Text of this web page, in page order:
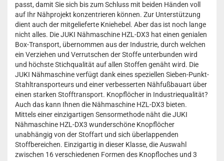
passt, damit Sie sich bis zum Schluss mit beiden Händen voll
auf Ihr Nähprojekt konzentrieren können. Zur Unterstützung
dient auch der mitgelieferte Kniehebel. Aber das ist noch lange
nicht alles. Die JUKI Nähmaschine HZL-DX3 hat einen genialen
Box-Transport, übernommen aus der Industrie, durch welchen
ein Verziehen und Verrutschen der Stoffe unterbunden wird
und höchste Stichqualität auf allen Stoffen genäht wird. Die
JUKI Nähmaschine verfügt dank eines speziellen Sieben-Punkt-
Stahltransporteurs und einer verbesserten Nähfußbauart über
einen starken Stofftransport. Knopflöcher in Industriequalität?
Auch das kann Ihnen die Nähmaschine HZL-DX3 bieten.
Mittels einer einzigartigen Sensormethode näht die JUKI
Nähmaschine HZL-DX3 wunderschöne Knopflöcher
unabhängig von der Stoffart und sich überlappenden
Stoffbereichen. Einzigartig in dieser Klasse, die Auswahl
zwischen 16 verschiedenen Formen des Knopfloches und 3